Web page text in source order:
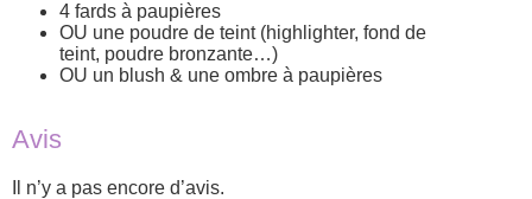
4 fards à paupières
OU une poudre de teint (highlighter, fond de
teint, poudre bronzante…)
OU un blush & une ombre à paupières
Avis
Il n’y a pas encore d’avis.